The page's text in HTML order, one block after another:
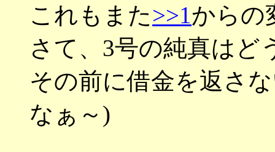
これもまた>>1からの
さて、3号の純真はど
その前に借金を返さ
なぁ～)